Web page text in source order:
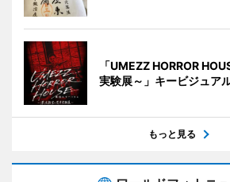
「UMEZZ HORROR
実験展～」キービジュア
もっと見る